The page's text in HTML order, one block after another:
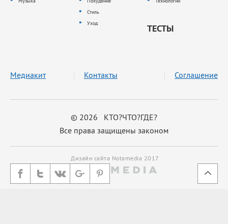
Стиль
Уход
ТЕСТЫ
© 2026 КТО?ЧТО?ГДЕ?
Все права защищены законом
Медиакит Контакты Соглашение
Дизайн сайта Notamedia 2017